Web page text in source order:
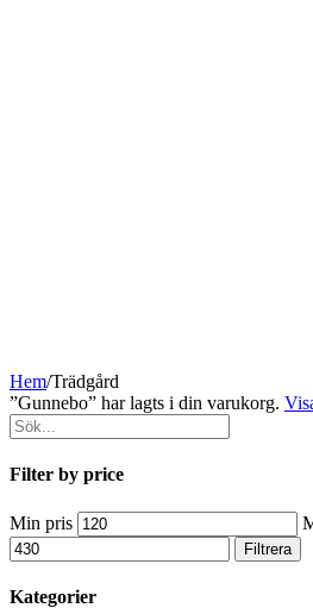
Hem/Trädgård
”Gunnebo” har lagts i din varukorg.
Filter by price
Min pris
Filtrera
Kategorier